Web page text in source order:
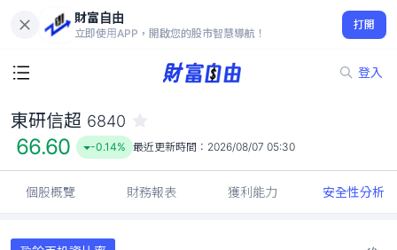
財富自由
立即使用APP，開啟您的股市智慧導航！
打開
登入
66.60
-0.14%
東研信超 6840
66.60 -0.14% 最近更新時間： 2026/08/07 05:30
個股概覽 財務報表 獲利能力 安全性分析